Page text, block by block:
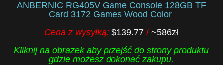
ANBERNIC RG405V Game Console 128GB TF
Card 3172 Games Wood Color
Cena z wysyłką:$139.77/~586zł
Kliknij na obrazek aby przejść do strony produktu
gdzie możesz dokonać zakupu.